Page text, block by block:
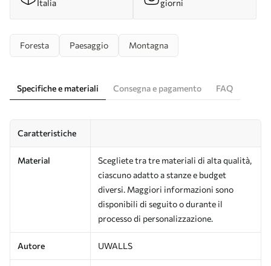
Italia
giorni
Foresta Paesaggio Montagna
Specifiche e materiali Consegna e pagamento FAQ
Caratteristiche
Material
Scegliete tra tre materiali di alta qualità,
ciascuno adatto a stanze e budget
diversi. Maggiori informazioni sono
disponibili di seguito o durante il
processo di personalizzazione.
Autore UWALLS